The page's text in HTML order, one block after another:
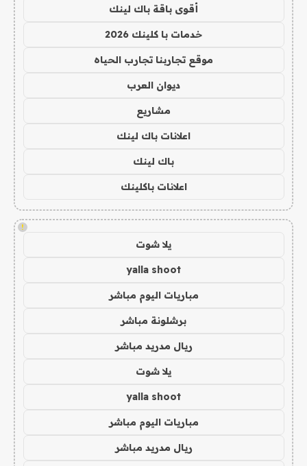
أقوى باقة باك لينك
خدمات با كلينك 2026
موقع تجاربنا تجارب الحياه
ديوان العرب
مشاريع
اعلانات باك لينك
باك لينك
اعلانات باكلينك
!
يلا شوت
yalla shoot
مباريات اليوم مباشر
برشلونة مباشر
ريال مدريد مباشر
يلا شوت
yalla shoot
مباريات اليوم مباشر
ريال مدريد مباشر